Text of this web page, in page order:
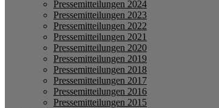
Pressemitteilungen 2024
Pressemitteilungen 2023
Pressemitteilungen 2022
Pressemitteilungen 2021
Pressemitteilungen 2020
Pressemitteilungen 2019
Pressemitteilungen 2018
Pressemitteilungen 2017
Pressemitteilungen 2016
Pressemitteilungen 2015